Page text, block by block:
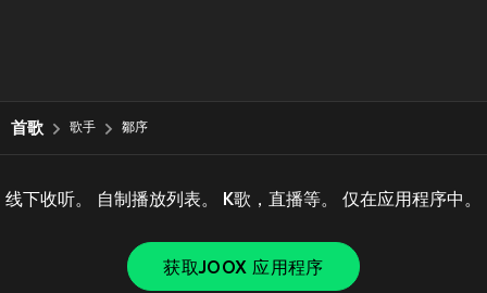
首歌 歌手 鄒序
线下收听。 自制播放列表。 K歌，直播等。 仅在应用程序中。
获取JOOX 应用程序